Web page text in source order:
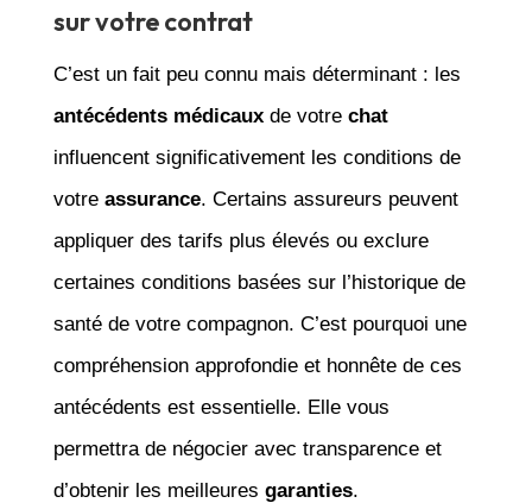
sur votre contrat
C’est un fait peu connu mais déterminant : les
antécédents médicauxde votre chat
influencent significativement les conditions de
votre assurance. Certains assureurs peuvent
appliquer des tarifs plus élevés ou exclure
certaines conditions basées sur l’historique de
santé de votre compagnon. C’est pourquoi une
compréhension approfondie et honnête de ces
antécédents est essentielle. Elle vous
permettra de négocier avec transparence et
d’obtenir les meilleures garanties.